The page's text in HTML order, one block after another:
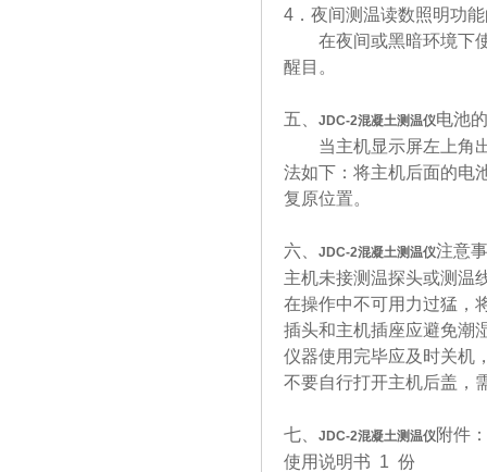
4．夜间测温读数照明功
在夜间或黑暗环境下使
醒目。
五、 JDC-2混凝土测温仪电池
当主机显示屏左上角出
法如下：将主机后面的电
复原位置。
六、 JDC-2混凝土测温仪注意
主机未接测温探头或测温
在操作中不可用力过猛，
插头和主机插座应避免潮
仪器使用完毕应及时关机
不要自行打开主机后盖，
七、 JDC-2混凝土测温仪附件：
使用说明书 1 份